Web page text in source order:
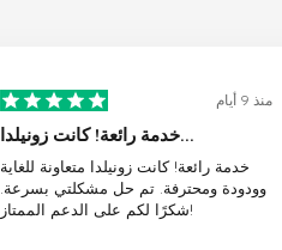
منذ 9 أيام
خدمة رائعة! كانت زونيلدا...
خدمة رائعة! كانت زونيلدا متعاونة للغاية
وودودة ومحترفة. تم حل مشكلتي بسرعة.
شكرًا لكم على الدعم الممتاز!